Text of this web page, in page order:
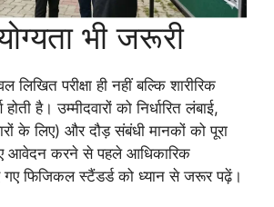
भी जरूरी
लिखित परीक्षा ही नहीं बल्कि शारीरिक
है। उम्मीदवारों को निर्धारित लंबाई,
के लिए) और दौड़ संबंधी मानकों को पूरा
आवेदन करने से पहले आधिकारिक
गए फिजिकल स्टैंडर्ड को ध्यान से जरूर पढ़ें।